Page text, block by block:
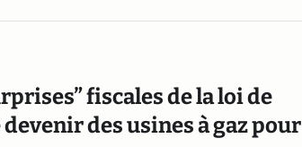
fiscales de la loi de
des usines à gaz pour